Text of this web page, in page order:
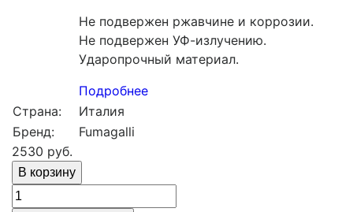
Не подвержен ржавчине и коррозии.
Не подвержен УФ-излучению.
Ударопрочный материал.
Подробнее
Страна:
Италия
Бренд:
Fumagalli
2530 руб.